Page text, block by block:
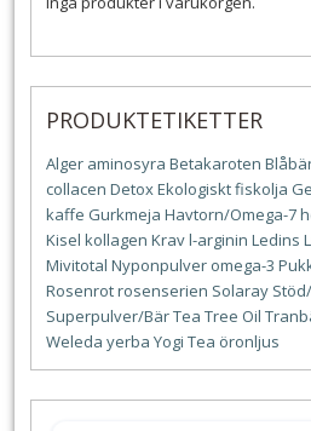
PRODUKTETIKETTER
Alger aminosyra Betakaroten
collacen DetoxEkologisktfiskolja
kaffe Gurkmeja Havtorn/Omega-7
Kisel kollagen Kravl-arginin Ledins
Mivitotal Nyponpulver omega-3
Rosenrotrosenserien Solaray
Superpulver/BärTea Tree Oil
Weleda yerba Yogi Tea öronljus